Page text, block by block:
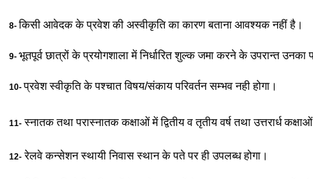
8- किसी आवेदक के प्रवेश की अस्वीकृति का कारण बताना आवश्यक नहीं है।
9- भूतपूर्व छात्रों के प्रयोगशाला में निर्धारित शुल्क जमा करने के उपरान्त उनका
10- प्रवेश स्वीकृति के पश्चात विषय/संकाय परिवर्तन सम्भव नही होगा।
11- स्नातक तथा परास्नातक कक्षाओं में द्वितीय व तृतीय वर्ष तथा उत्तरार्ध
12- रेलवे कन्सेशन स्थायी निवास स्थान के पते पर ही उपलब्ध होगा।